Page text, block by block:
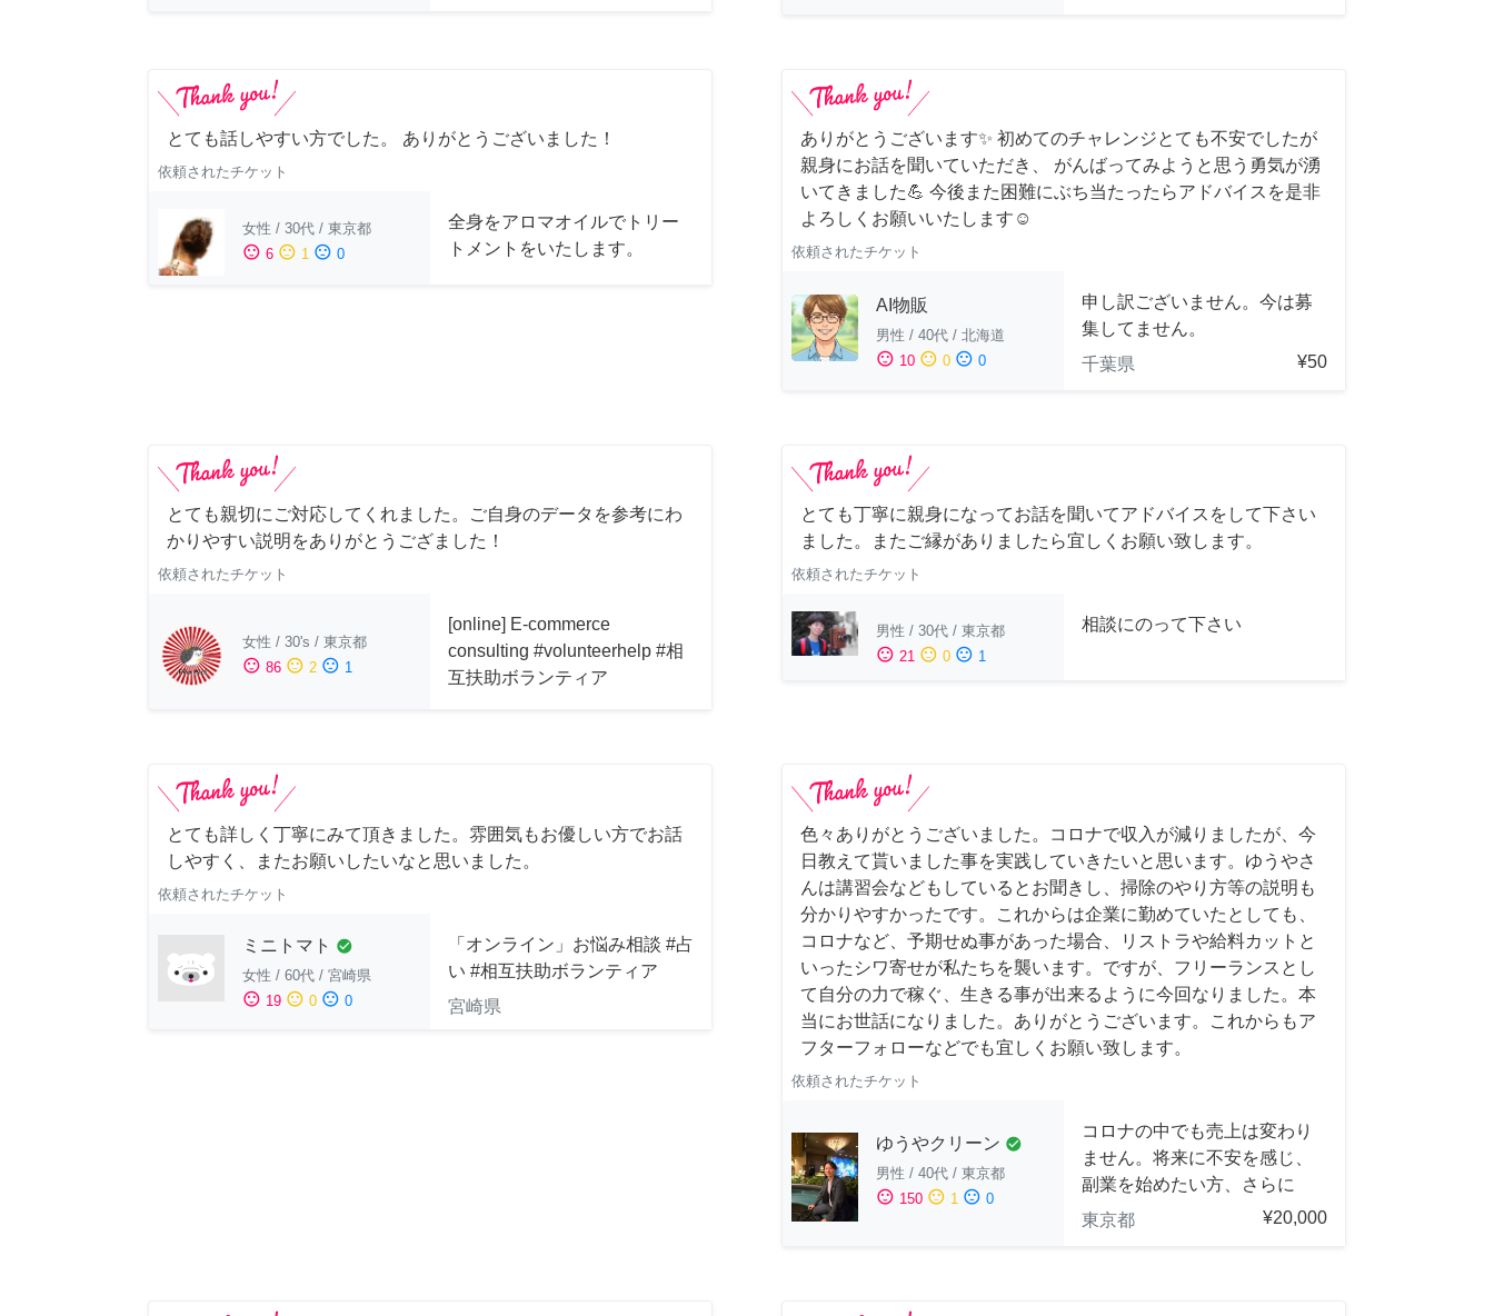
とても話しやすい方でした。 ありがとうございました！
依頼されたチケット
女性 / 30代 / 東京都
sentiment_satisfied 6 sentiment_neutral 1 sentiment_dissatisfied 0
全身をアロマオイルでトリー
トメントをいたします。
ありがとうございます✨ 初めてのチャレンジとても不安でしたが
親身にお話を聞いていただき、 がんばってみようと思う勇気が湧
いてきました💪 今後また困難にぶち当たったらアドバイスを是非
よろしくお願いいたします☺️
依頼されたチケット
AI物販
男性 / 40代 / 北海道
sentiment_satisfied 10 sentiment_neutral 0 sentiment_dissatisfied 0
申し訳ございません。今は募
集してません。
千葉県
¥50
とても親切にご対応してくれました。ご自身のデータを参考にわ
かりやすい説明をありがとうござました！
依頼されたチケット
女性 / 30's / 東京都
sentiment_satisfied 86 sentiment_neutral 2 sentiment_dissatisfied 1
[online] E-commerce
consulting #volunteerhelp #相
互扶助ボランティア
とても丁寧に親身になってお話を聞いてアドバイスをして下さい
ました。またご縁がありましたら宜しくお願い致します。
依頼されたチケット
男性 / 30代 / 東京都
sentiment_satisfied 21 sentiment_neutral 0 sentiment_dissatisfied 1
相談にのって下さい
とても詳しく丁寧にみて頂きました。雰囲気もお優しい方でお話
しやすく、またお願いしたいなと思いました。
依頼されたチケット
ミニトマト check_circle
女性 / 60代 / 宮崎県
sentiment_satisfied 19 sentiment_neutral 0 sentiment_dissatisfied 0
「オンライン」お悩み相談 #占
い #相互扶助ボランティア
宮崎県
色々ありがとうございました。コロナで収入が減りましたが、今
日教えて貰いました事を実践していきたいと思います。ゆうやさ
んは講習会などもしているとお聞きし、掃除のやり方等の説明も
分かりやすかったです。これからは企業に勤めていたとしても、
コロナなど、予期せぬ事があった場合、リストラや給料カットと
いったシワ寄せが私たちを襲います。ですが、フリーランスとし
て自分の力で稼ぐ、生きる事が出来るように今回なりました。本
当にお世話になりました。ありがとうございます。これからもア
フターフォローなどでも宜しくお願い致します。
依頼されたチケット
ゆうやクリーン check_circle
男性 / 40代 / 東京都
sentiment_satisfied 150 sentiment_neutral 1 sentiment_dissatisfied 0
コロナの中でも売上は変わり
ません。将来に不安を感じ、
副業を始めたい方、さらに
東京都
¥20,000